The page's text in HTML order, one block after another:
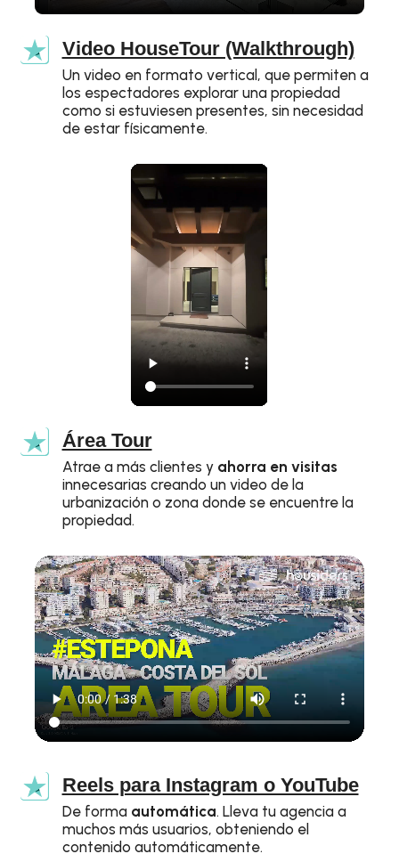
Video HouseTour (Walkthrough)
Un video en formato vertical, que permiten a
los espectadores explorar una propiedad
como si estuviesen presentes, sin necesidad
de estar físicamente.
Área Tour
Atrae a más clientes y ahorra en visitas
innecesarias creando un video de la
urbanización o zona donde se encuentre la
propiedad.
Reels para Instagram o YouTube
De forma automática. Lleva tu agencia a
muchos más usuarios, obteniendo el
contenido automáticamente.